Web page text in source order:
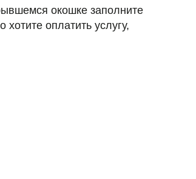
окошке заполните
хотите оплатить услугу,